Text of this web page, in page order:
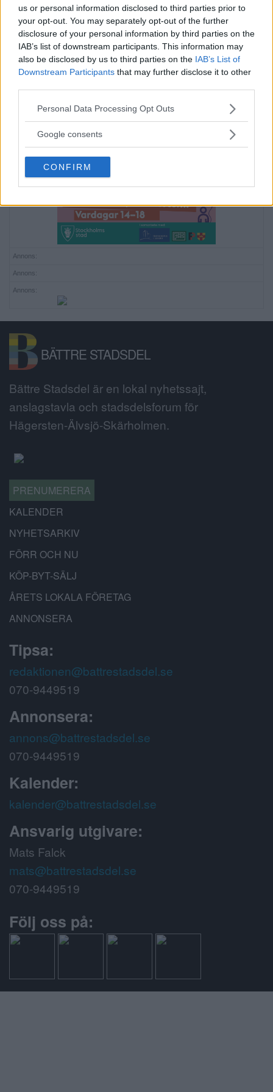
us or personal information disclosed to third parties prior to
your opt-out. You may separately opt-out of the further
disclosure of your personal information by third parties on the
IAB’s list of downstream participants. This information may
also be disclosed by us to third parties on the IAB’s List of
Downstream Participants that may further disclose it to other
Please note that this website/app uses one or more Google
not limited to your visit or usage behaviour. You may click to
use your data for below specified purposes in below Google
consent section.
Personal Data Processing Opt Outs
Google consents
CONFIRM
Annons:
Annons:
Annons:
Annons:
Annons:
Annons:
BÄTTRE STADSDEL
Bättre Stadsdel är en lokal nyhetssajt,
anslagstavla och stadsdelsforum för
Hägersten-Älvsjö-Skärholmen.
PRENUMERERA
KALENDER
NYHETSARKIV
FÖRR OCH NU
KÖP-BYT-SÄLJ
ÅRETS LOKALA FÖRETAG
ANNONSERA
Tipsa:
redaktionen@battrestadsdel.se
070-9449519
Annonsera:
annons@battrestadsdel.se
070-9449519
Kalender:
kalender@battrestadsdel.se
Ansvarig utgivare:
Mats Falck
mats@battrestadsdel.se
070-9449519
Följ oss på: